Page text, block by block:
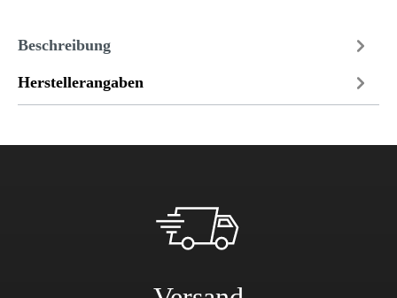
Beschreibung
Herstellerangaben